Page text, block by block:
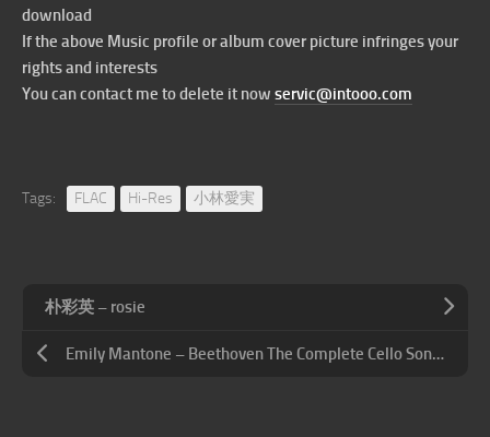
download
If the above Music profile or album cover picture infringes your
rights and interests
You can contact me to delete it now servic@intooo.com
Tags: FLAC Hi-Res 小林愛実
朴彩英 – rosie
Emily Mantone – Beethoven The Complete Cello Sonatas